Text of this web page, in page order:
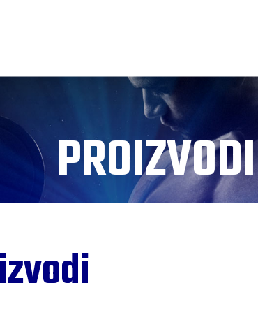
PROIZVODI